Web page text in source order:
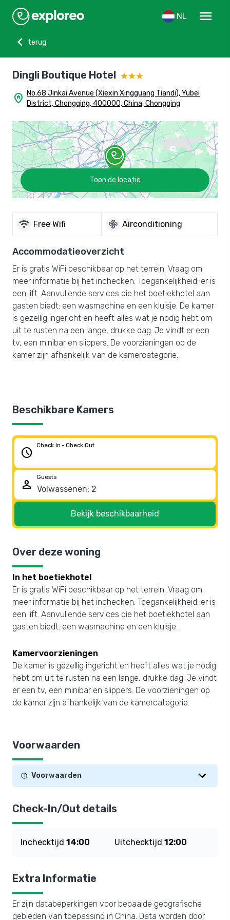
NL
menu
chevron_left
terug
Dingli Boutique Hotel
home_pin No.68 Jinkai Avenue (Xiexin Xingguang Tiandi), Yubei
District, Chongqing, 400000, China, Chongqing
Toon de locatie
wifi Free Wifi mode_fan Airconditioning
Accommodatieoverzicht
Er is gratis WiFi beschikbaar op het terrein. Vraag om
meer informatie bij het inchecken. Toegankelijkheid: er is
een lift. Aanvullende services die het boetiekhotel aan
gasten biedt: een wasmachine en een kluisje. De kamer
is gezellig ingericht en heeft alles wat je nodig hebt om
uit te rusten na een lange, drukke dag. Je vindt er een
tv, een minibar en slippers. De voorzieningen op de
kamer zijn afhankelijk van de kamercategorie.
Beschikbare Kamers
schedule
Check In - Check Out
person
Guests
Bekijk beschikbaarheid
Over deze woning
In het boetiekhotel
Er is gratis WiFi beschikbaar op het terrein. Vraag om
meer informatie bij het inchecken. Toegankelijkheid: er is
een lift. Aanvullende services die het boetiekhotel aan
gasten biedt: een wasmachine en een kluisje.
Kamervoorzieningen
De kamer is gezellig ingericht en heeft alles wat je nodig
hebt om uit te rusten na een lange, drukke dag. Je vindt
er een tv, een minibar en slippers. De voorzieningen op
de kamer zijn afhankelijk van de kamercategorie.
Voorwaarden
Voorwaarden
Check-In/Out details
Inchecktijd 14:00 Uitchecktijd 12:00
Extra Informatie
Er zijn databeperkingen voor bepaalde geografische
gebieden van toepassing in China. Data worden door